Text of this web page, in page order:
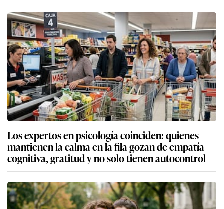
Los expertos en psicología coinciden: quienes
mantienen la calma en la fila gozan de empatía
cognitiva, gratitud y no solo tienen autocontrol